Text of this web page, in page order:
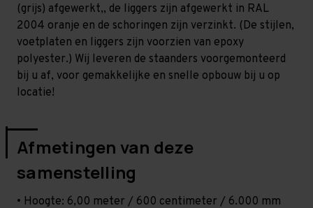
(grijs) afgewerkt,, de liggers zijn afgewerkt in RAL
2004 oranje en de schoringen zijn verzinkt. (De stijlen,
voetplaten en liggers zijn voorzien van epoxy
polyester.) Wij leveren de staanders voorgemonteerd
bij u af, voor gemakkelijke en snelle opbouw bij u op
locatie!
Afmetingen van deze
samenstelling
• Hoogte: 6,00 meter / 600 centimeter / 6.000 mm